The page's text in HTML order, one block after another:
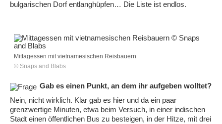
bulgarischen Dorf entlanghüpfen… Die Liste ist endlos.
Mittagessen mit vietnamesischen Reisbauern
© Snaps and Blabs
Gab es einen Punkt, an dem ihr aufgeben wolltet?
Nein, nicht wirklich. Klar gab es hier und da ein paar
grenzwertige Minuten, etwa beim Versuch, in einer indischen
Stadt einen öffentlichen Bus zu besteigen, in der Hitze, mit drei